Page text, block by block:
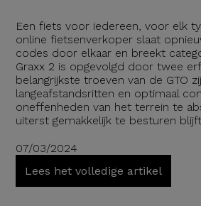
Een fiets voor iedereen, voor elk
online fietsenverkoper slaat
codes door elkaar en breekt
Graxx 2 is opgevolgd door twee
belangrijkste troeven van de GTO
langeafstandsritten en optimaal
oneffenheden van het terrein te
uiterst gemakkelijk te besturen
07/03/2024
Lees het volledige artikel